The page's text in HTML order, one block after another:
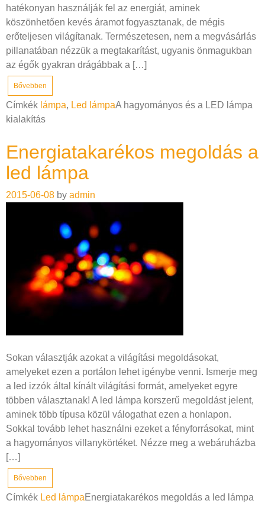
hatékonyan használják fel az energiát, aminek
köszönhetően kevés áramot fogyasztanak, de mégis
erőteljesen világítanak. Természetesen, nem a megvásárlás
pillanatában nézzük a megtakarítást, ugyanis önmagukban
az égők gyakran drágábbak a […]
Bővebben
Címkék lámpa, Led lámpaA hagyományos és a LED lámpa
kialakítás
Energiatakarékos megoldás a
led lámpa
2015-06-08 by admin
Sokan választják azokat a világítási megoldásokat,
amelyeket ezen a portálon lehet igénybe venni. Ismerje meg
a led izzók által kínált világítási formát, amelyeket egyre
többen választanak! A led lámpa korszerű megoldást jelent,
aminek több típusa közül válogathat ezen a honlapon.
Sokkal tovább lehet használni ezeket a fényforrásokat, mint
a hagyományos villanykörtéket. Nézze meg a webáruházba
[…]
Bővebben
Címkék Led lámpaEnergiatakarékos megoldás a led lámpa